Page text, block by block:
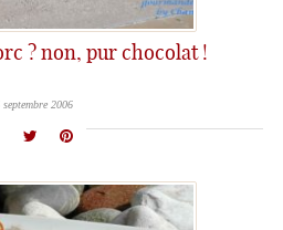
? non, pur chocolat !
septembre 2006